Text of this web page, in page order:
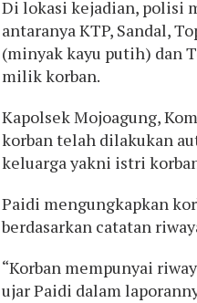
Di lokasi kejadian, polisi
antaranya KTP, Sandal,
(minyak kayu putih) dan
milik korban.
Kapolsek Mojoagung,
korban telah dilakukan
keluarga yakni istri
Paidi mengungkapkan
berdasarkan catatan
“Korban mempunyai
ujar Paidi dalam